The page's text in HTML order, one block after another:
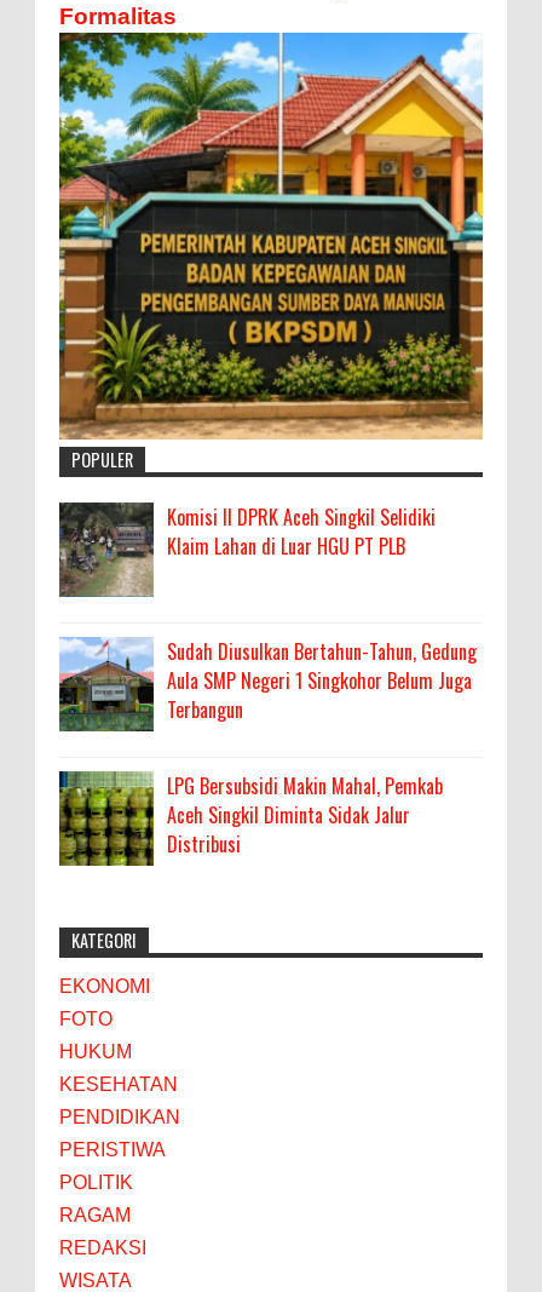
Formalitas
POPULER
Komisi II DPRK Aceh Singkil Selidiki
Klaim Lahan di Luar HGU PT PLB
Sudah Diusulkan Bertahun-Tahun, Gedung
Aula SMP Negeri 1 Singkohor Belum Juga
Terbangun
LPG Bersubsidi Makin Mahal, Pemkab
Aceh Singkil Diminta Sidak Jalur
Distribusi
KATEGORI
EKONOMI
FOTO
HUKUM
KESEHATAN
PENDIDIKAN
PERISTIWA
POLITIK
RAGAM
REDAKSI
WISATA